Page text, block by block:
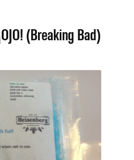
(Breaking Bad)